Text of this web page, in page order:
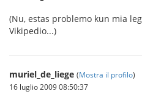
(Nu, estas problemo kun mia
Vikipedio...)
muriel_de_liege (Mostra il profilo)
16 luglio 2009 08:50:37